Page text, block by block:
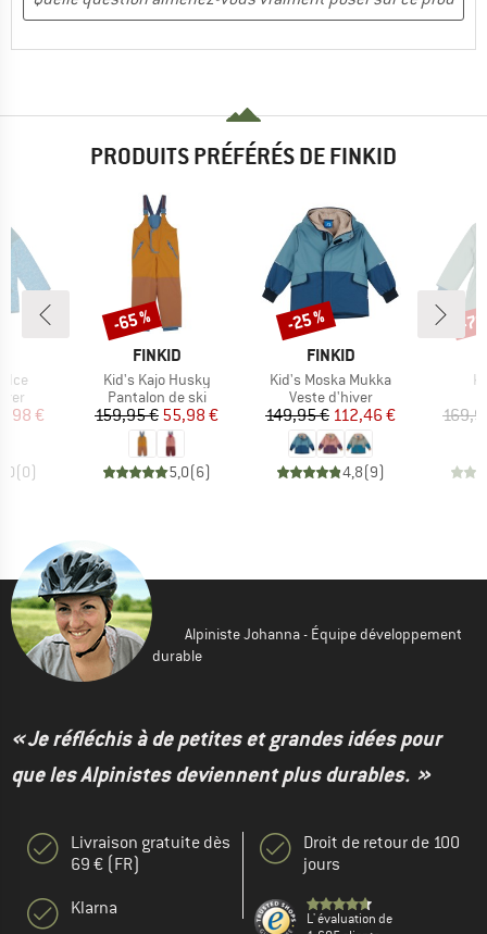
PRODUITS PRÉFÉRÉS DE FINKID
Ice
réduit
€
(0)
MARQUE
FINKID
Article
Kid's Kajo Husky
Product group
Pantalon de ski
Prix
159,95 €Prix réduit
55,98 €
5,0(6)
Remise
-65 %
MARQUE
FINKID
Article
Kid's Moska Mukka
Product group
Veste d'hiver
Prix
149,95 €Prix réduit
112,46 €
4,8(9)
Remise
-25 % -
Alpiniste Johanna - Équipe développement
durable
« Je réfléchis à de petites et grandes idées pour
que les Alpinistes deviennent plus durables. »
Livraison gratuite dès
69 € (FR)
Klarna
Droit de retour de 100
jours
L' évaluation de